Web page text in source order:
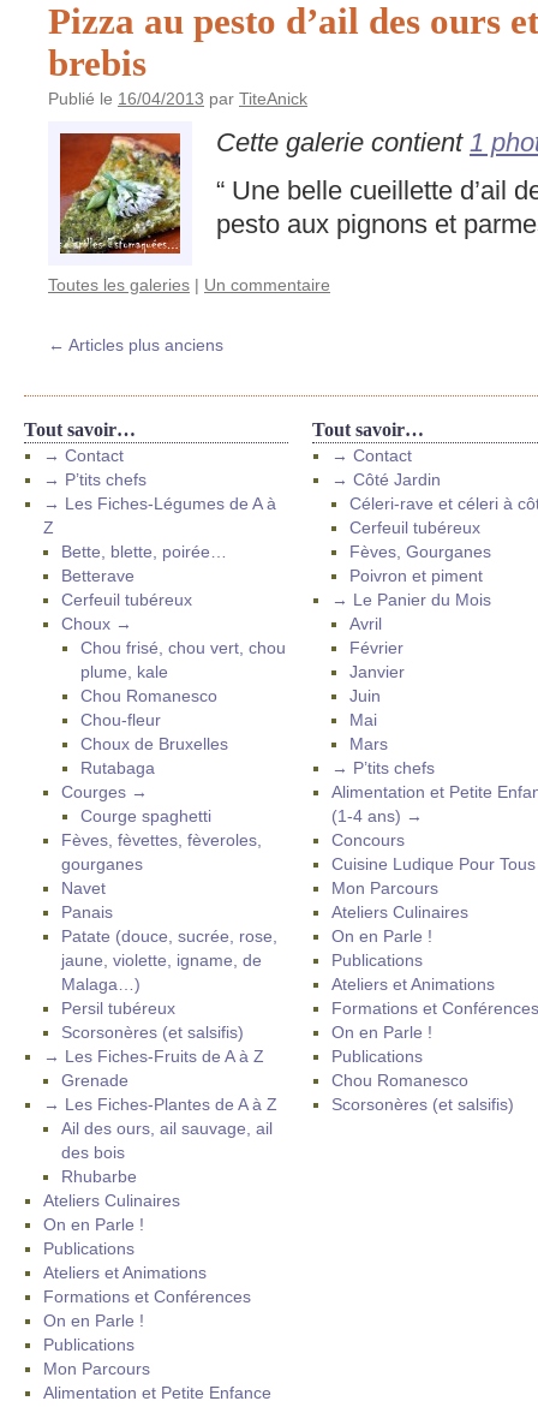
Pizza au pesto d’ail des ours
brebis
Publié le 16/04/2013 par TiteAnick
Cette galerie contient 1
“ Une belle cueillette d’ail
pesto aux pignons et
Toutes les galeries | Un commentaire
← Articles plus anciens
Tout savoir…
→ Contact
→ P’tits chefs
→ Les Fiches-Légumes de A à
Z
Bette, blette, poirée…
Betterave
Cerfeuil tubéreux
Choux →
Chou frisé, chou vert, chou
plume, kale
Chou Romanesco
Chou-fleur
Choux de Bruxelles
Rutabaga
Courges →
Courge spaghetti
Fèves, fèvettes, fèveroles,
gourganes
Navet
Panais
Patate (douce, sucrée, rose,
jaune, violette, igname, de
Malaga…)
Persil tubéreux
Scorsonères (et salsifis)
→ Les Fiches-Fruits de A à Z
Grenade
→ Les Fiches-Plantes de A à Z
Ail des ours, ail sauvage, ail
des bois
Rhubarbe
Ateliers Culinaires
On en Parle !
Publications
Ateliers et Animations
Formations et Conférences
On en Parle !
Publications
Mon Parcours
Alimentation et Petite Enfance
Tout savoir…
→ Contact
→ Côté Jardin
Céleri-rave et céleri à
Cerfeuil tubéreux
Fèves, Gourganes
Poivron et piment
→ Le Panier du Mois
Avril
Février
Janvier
Juin
Mai
Mars
→ P’tits chefs
Alimentation et Petite
(1-4 ans) →
Concours
Cuisine Ludique Pour
Mon Parcours
Ateliers Culinaires
On en Parle !
Publications
Ateliers et Animations
Formations et Conférences
On en Parle !
Publications
Chou Romanesco
Scorsonères (et salsifis)